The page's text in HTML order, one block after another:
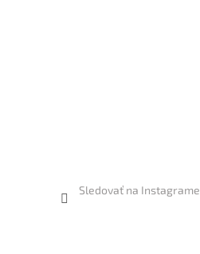
Sledovať na Instagrame